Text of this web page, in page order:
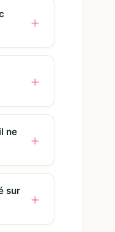
ne
sur